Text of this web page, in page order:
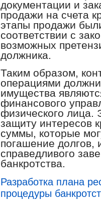
документации и
продажи на счета
этапы продажи
соответствии с
возможных
должника.
Таким образом,
операциями
имущества
финансового
физического лица.
защиту интересов
суммы, которые
погашение долгов,
справедливого
банкротства.
Разработка плана
процедуры